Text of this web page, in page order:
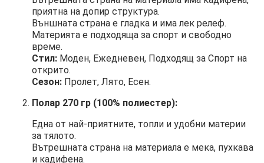
приятна на допир структура.
Външната страна е гладка и има лек релеф.
Материята е подходяща за спорт и свободно
време.
Стил: Моден, Ежедневен, Подходящ за Спорт на
открито.
Сезон: Пролет, Лято, Есен.
Полар 270 гр (100% полиестер):
Една от най-приятните, топли и удобни материи
за тялото.
Вътрешната страна на материала е мека, пухкава
и кадифена.